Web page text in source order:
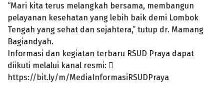
“Mari kita terus melangkah bersama, membangun
pelayanan kesehatan yang lebih baik demi Lombok
Tengah yang sehat dan sejahtera,” tutup dr. Mamang
Bagiandyah.
Informasi dan kegiatan terbaru RSUD Praya dapat
diikuti melalui kanal resmi: 
https://bit.ly/m/MediaInformasiRSUDPraya